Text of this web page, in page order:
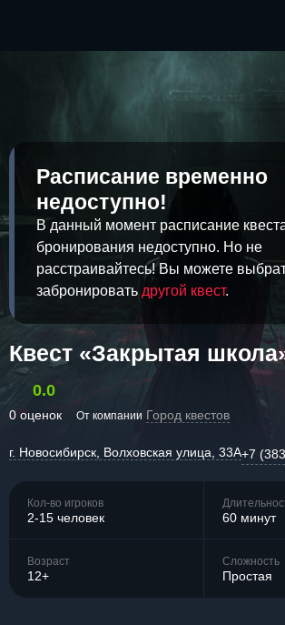
Расписание временно
недоступно!
В данный момент расписание
бронирования недоступно. Но не
расстраивайтесь! Вы можете
забронировать другой квест.
Квест «Закрытая
0.0
0 оценок От компании Город квестов
г. Новосибирск, Волховская улица, 33А+7
Кол-во игроков
2-15 человек 60 минут
Возраст
12+
Сложность
Простая